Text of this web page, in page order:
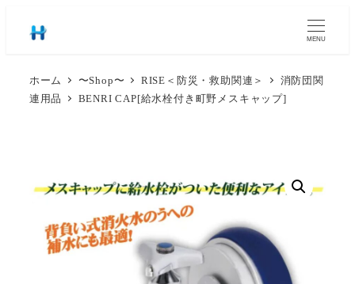
MENU
ホーム 〜Shop〜 RISE＜防災・救助関連＞
消防団関
連用品
BENRI CAP[給水栓付き町野メスキャップ]